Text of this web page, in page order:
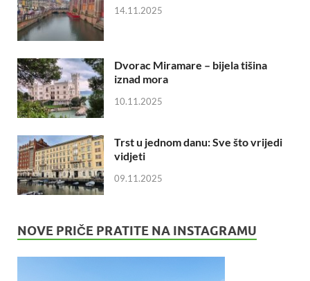
14.11.2025
Dvorac Miramare – bijela tišina
iznad mora
10.11.2025
Trst u jednom danu: Sve što vrijedi
vidjeti
09.11.2025
NOVE PRIČE PRATITE NA INSTAGRAMU